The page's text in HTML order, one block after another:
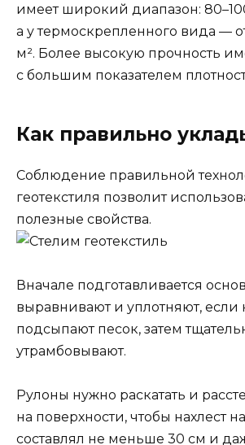
имеет широкий диапазон:
а у термоскрепленного вида —
м². Более высокую прочность
с большим показателем
Как правильно
Соблюдение правильной
геотекстиля позволит
полезные свойства.
Вначале подготавливается
выравнивают и уплотняют, если
подсыпают песок, затем
утрамбовывают.
Рулоны нужно раскатать и
на поверхности, чтобы нахлест
составлял не меньше 30 см и